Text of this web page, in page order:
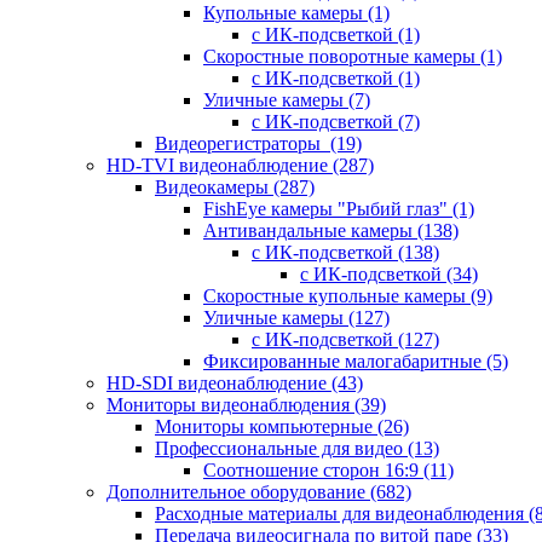
Купольные камеры (1)
с ИК-подсветкой (1)
Скоростные поворотные камеры (1)
с ИК-подсветкой (1)
Уличные камеры (7)
с ИК-подсветкой (7)
Видеорегистраторы (19)
HD-TVI видеонаблюдение (287)
Видеокамеры (287)
FishEye камеры "Рыбий глаз" (1)
Антивандальные камеры (138)
с ИК-подсветкой (138)
с ИК-подсветкой (34)
Скоростные купольные камеры (9)
Уличные камеры (127)
с ИК-подсветкой (127)
Фиксированные малогабаритные (5)
HD-SDI видеонаблюдение (43)
Мониторы видеонаблюдения (39)
Мониторы компьютерные (26)
Профессиональные для видео (13)
Соотношение сторон 16:9 (11)
Дополнительное оборудование (682)
Расходные материалы для видеонаблюдения
Передача видеосигнала по витой паре (33)